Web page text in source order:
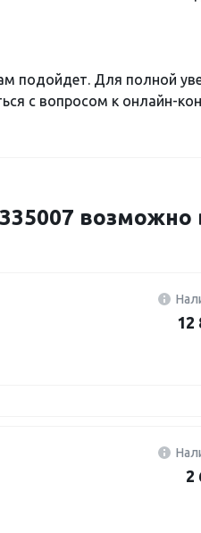
подойдет. Для полной
с вопросом к онлайн-
возможно
12
2